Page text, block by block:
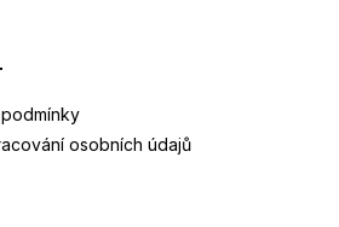
osobních údajů